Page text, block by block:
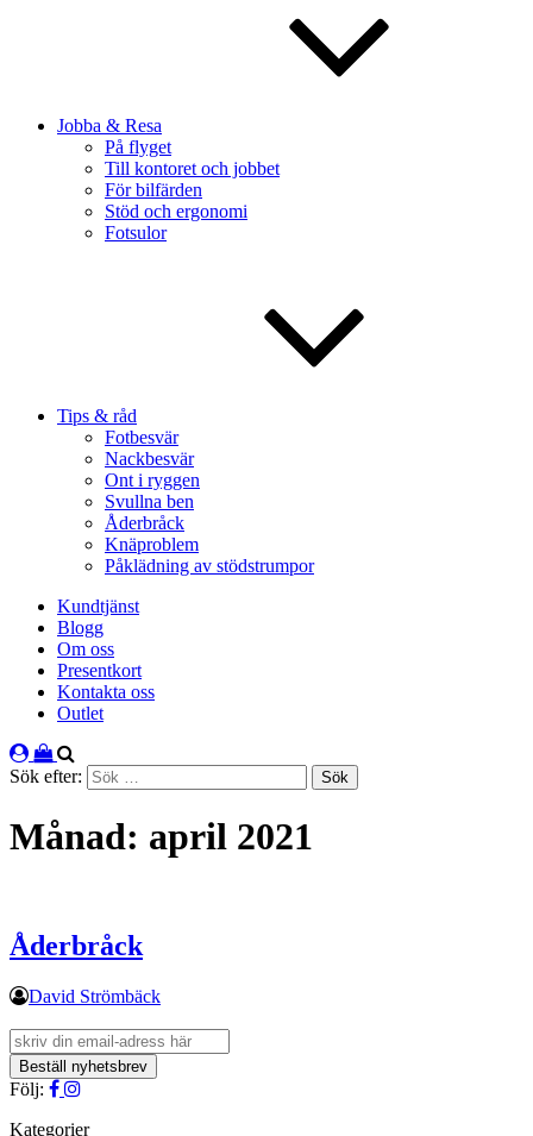
Jobba & Resa
På flyget
Till kontoret och jobbet
För bilfärden
Stöd och ergonomi
Fotsulor
Tips & råd
Fotbesvär
Nackbesvär
Ont i ryggen
Svullna ben
Åderbråck
Knäproblem
Påklädning av stödstrumpor
Kundtjänst
Blogg
Om oss
Presentkort
Kontakta oss
Outlet
Sök efter:
Månad: april 2021
Åderbråck
David Strömbäck
Följ:
Kategorier